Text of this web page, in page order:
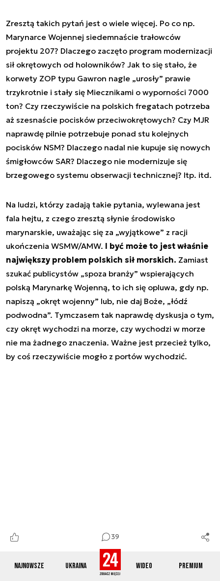
Najnowsze Ukraina Wideo Premium
39
Zresztą takich pytań jest o wiele więcej. Po co np.
Marynarce Wojennej siedemnaście trałowców
projektu 207? Dlaczego zaczęto program modernizacji
sił okrętowych od holowników? Jak to się stało, że
korwety ZOP typu Gawron nagle „urosły” prawie
trzykrotnie i stały się Miecznikami o wyporności 7000
ton? Czy rzeczywiście na polskich fregatach potrzeba
aż szesnaście pocisków przeciwokrętowych? Czy MJR
naprawdę pilnie potrzebuje ponad stu kolejnych
pocisków NSM? Dlaczego nadal nie kupuje się nowych
śmigłowców SAR? Dlaczego nie modernizuje się
brzegowego systemu obserwacji technicznej? Itp. itd.
Na ludzi, którzy zadają takie pytania, wylewana jest
fala hejtu, z czego zresztą słynie środowisko
marynarskie, uważając się za „wyjątkowe” z racji
ukończenia WSMW/AMW. I być może to jest właśnie
największy problem polskich sił morskich. Zamiast
szukać publicystów „spoza branży” wspierających
polską Marynarkę Wojenną, to ich się opluwa, gdy np.
napiszą „okręt wojenny” lub, nie daj Boże, „łódź
podwodna”. Tymczasem tak naprawdę dyskusja o tym,
czy okręt wychodzi na morze, czy wychodzi w morze
nie ma żadnego znaczenia. Ważne jest przecież tylko,
by coś rzeczywiście mogło z portów wychodzić.